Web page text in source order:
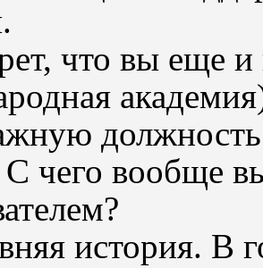
что вы еще
С чего вообще
история. В